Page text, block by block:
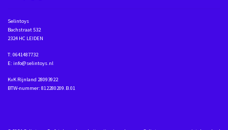
Selintoys
Bachstraat 532
2324 HC LEIDEN
T: 0641487732
E: info@selintoys.nl
KvK Rijnland 28093922
BTW-nummer: 812280209.B.01